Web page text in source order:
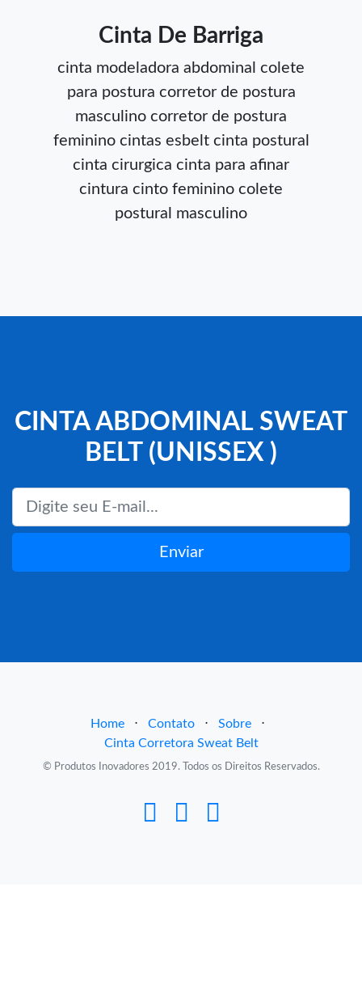
Cinta De Barriga
cinta modeladora abdominal colete
para postura corretor de postura
masculino corretor de postura
feminino cintas esbelt cinta postural
cinta cirurgica cinta para afinar
cintura cinto feminino colete
postural masculino
CINTA ABDOMINAL SWEAT
BELT (UNISSEX )
Enviar
Home ⋅ Contato ⋅ Sobre
⋅
Cinta Corretora Sweat Belt
© Produtos Inovadores 2019. Todos os Direitos Reservados.